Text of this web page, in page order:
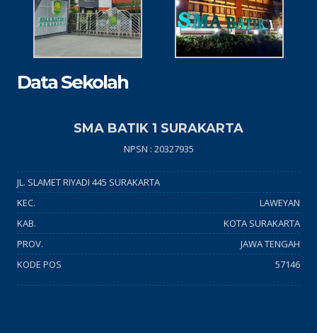
Data Sekolah
SMA BATIK 1 SURAKARTA
NPSN : 20327935
JL. SLAMET RIYADI 445 SURAKARTA
KEC.
LAWEYAN
KAB.
KOTA SURAKARTA
PROV.
JAWA TENGAH
KODE POS
57146